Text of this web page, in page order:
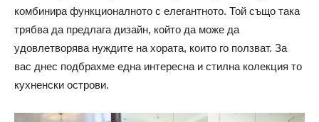
комбинира функционалното с елегантното. Той също така
трябва да предлага дизайн, който да може да
удовлетворява нуждите на хората, които го ползват. За
вас днес подбрахме една интересна и стилна колекция то
кухненски острови.